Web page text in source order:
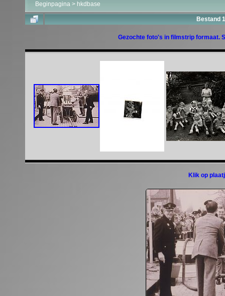
Beginpagina > hkdbase
Bestand
Gezochte foto's in filmstrip formaat.
Klik op